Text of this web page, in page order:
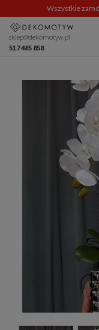
Wszystkie
sklep@dekomotyw.pl
517 485 858